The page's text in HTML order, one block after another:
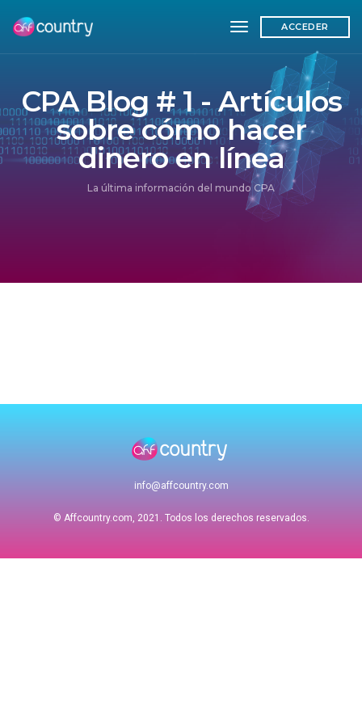
toggle navigation
ACCEDER
CPA Blog # 1 - Artículos
sobre cómo hacer
dinero en línea
La última información del mundo CPA
info@affcountry.com
© Affcountry.com, 2021. Todos los derechos reservados.